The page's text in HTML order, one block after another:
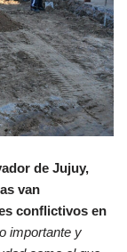
de Jujuy,
van
conflictivos en
importante y